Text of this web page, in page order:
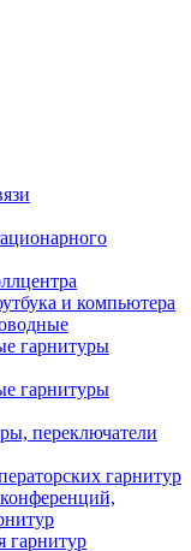
и компьютера
гарнитуры
гарнитуры
переключатели
гарнитур
гарнитур